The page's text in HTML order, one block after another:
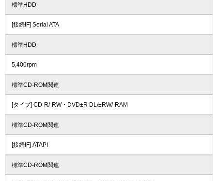
標準HDD
[接続IF] Serial ATA
標準HDD
5,400rpm
標準CD-ROM関連
[タイプ] CD-R/-RW・DVD±R DL/±RW/-RAM
標準CD-ROM関連
[接続IF] ATAPI
標準CD-ROM関連